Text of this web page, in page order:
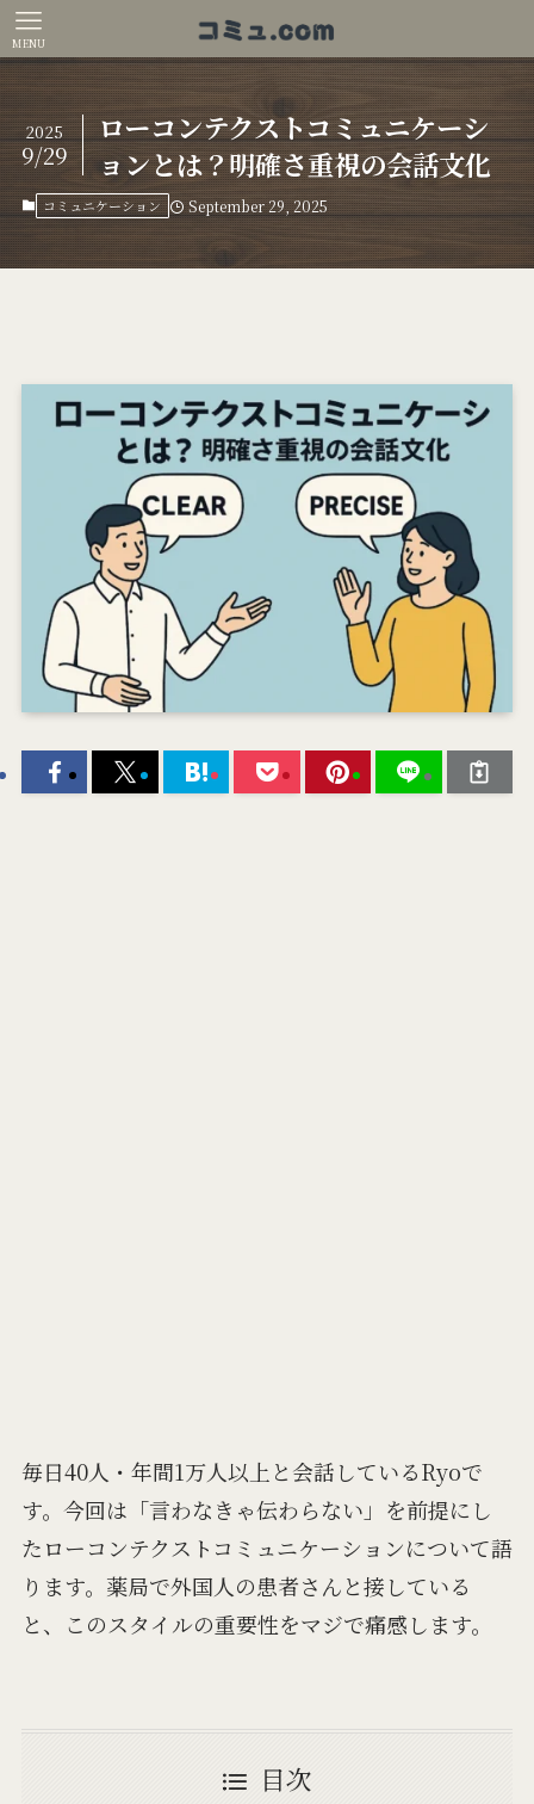
MENU
ローコンテクストコミュニケーシ
ョンとは？明確さ重視の会話文化
2025
9/29
コミュニケーション September 29, 2025
毎日40人・年間1万人以上と会話しているRyoで
す。今回は「言わなきゃ伝わらない」を前提にし
たローコンテクストコミュニケーションについて語
ります。薬局で外国人の患者さんと接している
と、このスタイルの重要性をマジで痛感します。
目次